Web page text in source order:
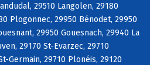
29510 Langolen, 29180
Plogonnec, 29950 Bénodet, 29950
29950 Gouesnach, 29940 La
29170 St-Evarzec, 29710
Germain, 29710 Plonéis, 29120